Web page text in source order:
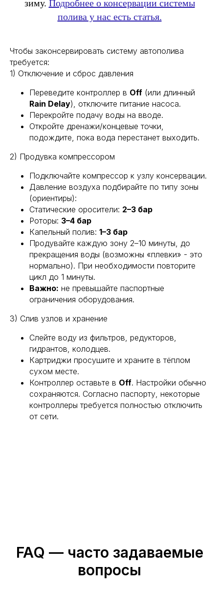
зиму. Подробнее о консервации системы
полива у нас есть статья.
Чтобы законсервировать систему автополива
требуется:
1) Отключение и сброс давления
Переведите контроллер в Off (или длинный
Rain Delay), отключите питание насоса.
Перекройте подачу воды на вводе.
Откройте дренажи/концевые точки,
подождите, пока вода перестанет выходить.
2) Продувка компрессором
Подключайте компрессор к узлу консервации.
Давление воздуха подбирайте по типу зоны
(ориентиры):
Статические оросители: 2–3 бар
Роторы: 3–4 бар
Капельный полив: 1–3 бар
Продувайте каждую зону 2–10 минуты, до
прекращения воды (возможны «плевки» - это
нормально). При необходимости повторите
цикл до 1 минуты.
Важно: не превышайте паспортные
ограничения оборудования.
3) Слив узлов и хранение
Слейте воду из фильтров, редукторов,
гидрантов, колодцев.
Картриджи просушите и храните в тёплом
сухом месте.
Контроллер оставьте в Off. Настройки обычно
сохраняются. Согласно паспорту, некоторые
контроллеры требуется полностью отключить
от сети.
FAQ — часто задаваемые
вопросы